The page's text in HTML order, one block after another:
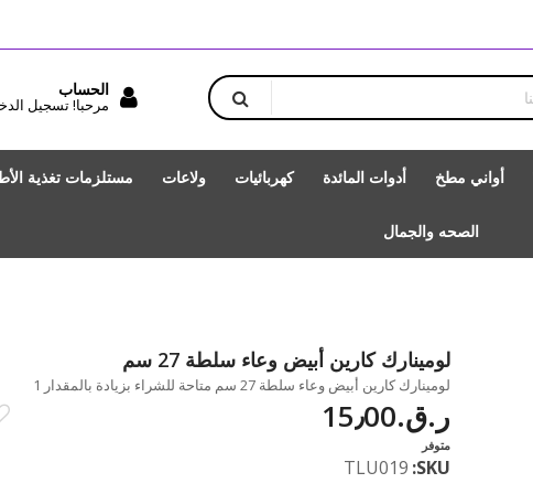
أواني مطخ أدوات المائدة كهربائيات ولاعات مستلزمات تغذية
الصحه والجمال
الحساب
مرحبا! تسجيل
لومينارك كارين أبيض وعاء سلطة 27 سم
لومينارك كارين أبيض وعاء سلطة 27 سم متاحة للشراء بزيادة بالمقدار 1
ر.ق.‏15٫00
متوفر
SKU
TLU019